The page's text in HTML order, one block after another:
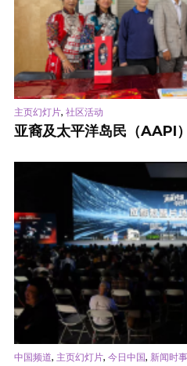
主页幻灯片, 社区活动
亚裔及太平洋岛民（AAPI
中国频道, 主页幻灯片, 今日中国, 新闻时事